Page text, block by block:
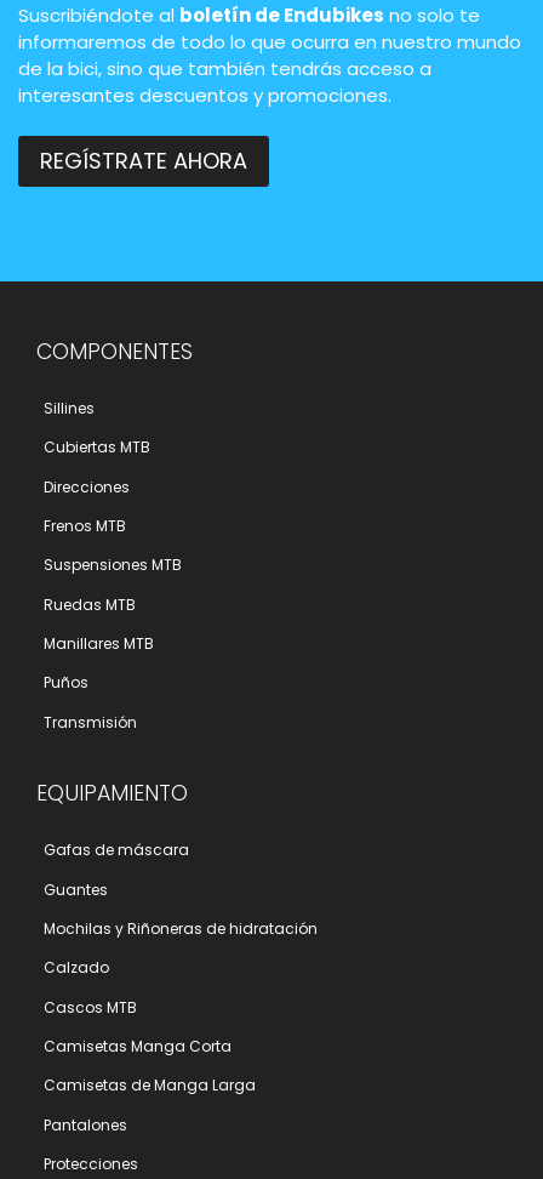
Suscribiéndote al boletín de Endubikes no solo te
informaremos de todo lo que ocurra en nuestro mundo
de la bici, sino que también tendrás acceso a
interesantes descuentos y promociones.
REGÍSTRATE AHORA
COMPONENTES
Sillines
Cubiertas MTB
Direcciones
Frenos MTB
Suspensiones MTB
Ruedas MTB
Manillares MTB
Puños
Transmisión
EQUIPAMIENTO
Gafas de máscara
Guantes
Mochilas y Riñoneras de hidratación
Calzado
Cascos MTB
Camisetas Manga Corta
Camisetas de Manga Larga
Pantalones
Protecciones